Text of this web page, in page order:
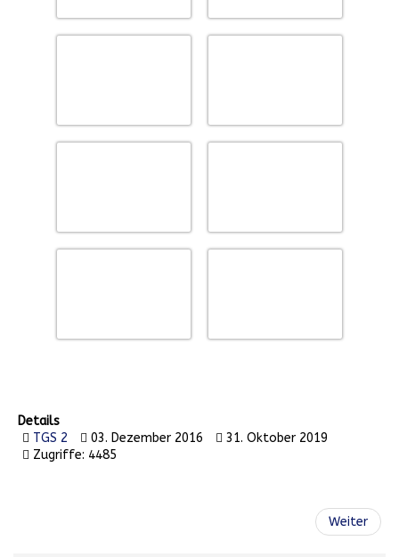
Details
TGS 2
03. Dezember 2016
31. Oktober 2019
Zugriffe: 4485
Weiter